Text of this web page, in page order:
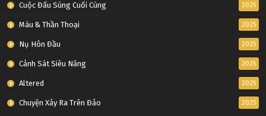
Cuộc Đấu Súng Cuối Cùng 2025
Máu & Thần Thoại 2025
Nụ Hôn Đầu 2025
Cảnh Sát Siêu Năng 2025
Altered 2025
Chuyện Xảy Ra Trên Đảo 2025